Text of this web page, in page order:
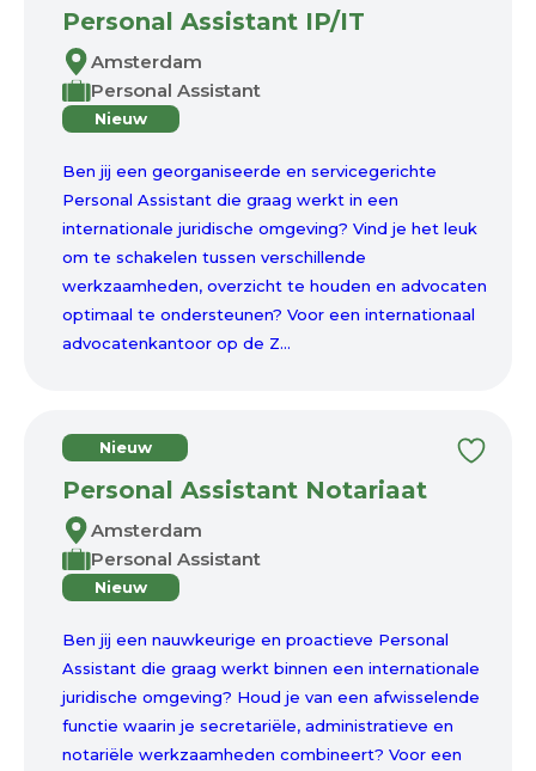
Personal Assistant IP/IT
Amsterdam
Personal Assistant
Nieuw
Ben jij een georganiseerde en servicegerichte
Personal Assistant die graag werkt in een
internationale juridische omgeving? Vind je het leuk
om te schakelen tussen verschillende
werkzaamheden, overzicht te houden en advocaten
optimaal te ondersteunen? Voor een internationaal
advocatenkantoor op de Z...
Nieuw
Personal Assistant Notariaat
Amsterdam
Personal Assistant
Nieuw
Ben jij een nauwkeurige en proactieve Personal
Assistant die graag werkt binnen een internationale
juridische omgeving? Houd je van een afwisselende
functie waarin je secretariële, administratieve en
notariële werkzaamheden combineert? Voor een